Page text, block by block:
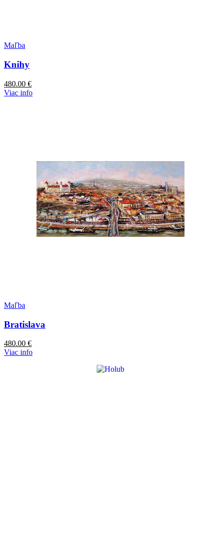
Maľba
Knihy
480.00 €
Viac info
Maľba
Bratislava
480.00 €
Viac info